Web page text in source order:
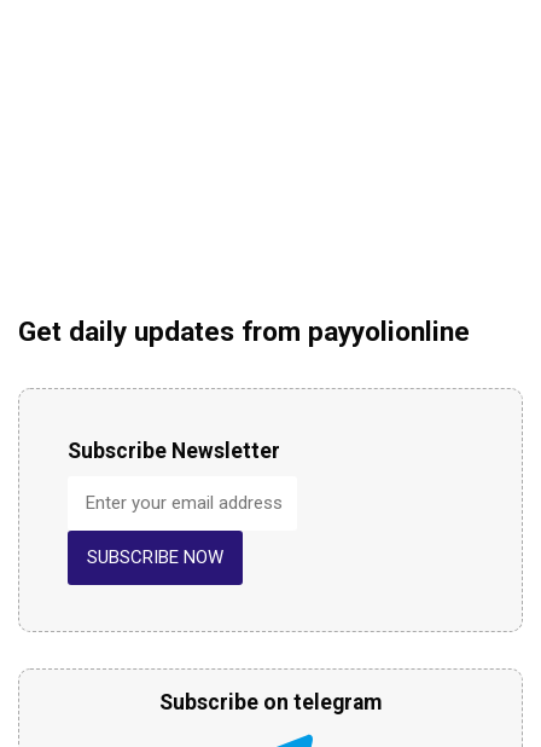
Get daily updates from payyolionline
Subscribe Newsletter
SUBSCRIBE NOW
Subscribe on telegram